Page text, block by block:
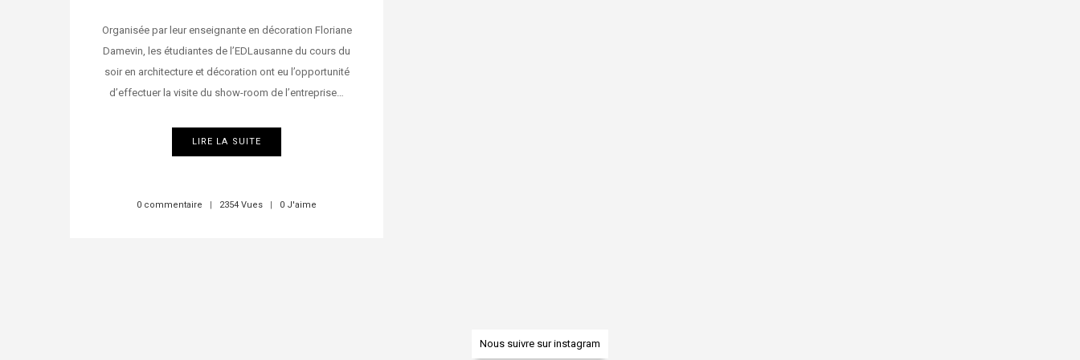
Organisée par leur enseignante en décoration Floriane
Damevin, les étudiantes de l’EDLausanne du cours du
soir en architecture et décoration ont eu l’opportunité
d’effectuer la visite du show-room de l’entreprise…
LIRE LA SUITE
0 commentaire | 2354 Vues | 0 J'aime
Nous suivre sur instagram